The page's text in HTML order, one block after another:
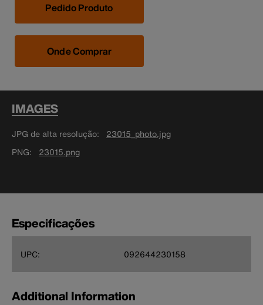
Pedido Produto
Onde Comprar
IMAGES
JPG de alta resolução
23015_photo.jpg
PNG
23015.png
Especificações
UPC: 092644230158
Additional Information